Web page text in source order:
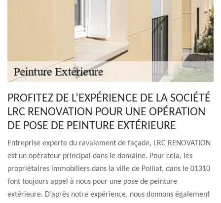
PROFITEZ DE L’EXPÉRIENCE DE LA SOCIÉTÉ
LRC RENOVATION POUR UNE OPÉRATION
DE POSE DE PEINTURE EXTÉRIEURE
Entreprise experte du ravalement de façade, LRC RENOVATION
est un opérateur principal dans le domaine. Pour cela, les
propriétaires immobiliers dans la ville de Polliat, dans le 01310
font toujours appel à nous pour une pose de peinture
extérieure. D’après notre expérience, nous donnons également